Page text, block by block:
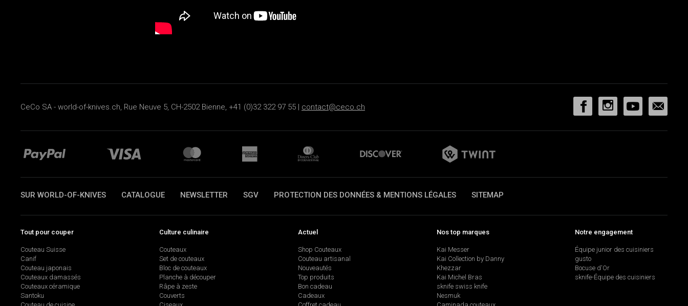
CeCo SA - world-of-knives.ch, Rue Neuve 5, CH-2502 Bienne, +41 (0)32 322 97 55 | contact@ceco.ch
SUR WORLD-OF-KNIVES CATALOGUE NEWSLETTER SGV PROTECTION DES DONNÉES & MENTIONS LÉGALES SITEMAP
Tout pour couper
Couteau Suisse
Canif
Couteau japonais
Couteaux damassés
Couteaux céramique
Santoku
Culture culinaire
Couteaux
Set de couteaux
Bloc de couteaux
Planche à découper
Râpe à zeste
Couverts
Actuel
Shop Couteaux
Couteau artisanal
Nouveautés
Top produits
Bon cadeau
Cadeaux
Nos top marques
Kai Messer
Kai Collection by Danny
Khezzar
Kai Michel Bras
sknife swiss knife
Nesmuk
Notre engagement
Équipe junior des cuisiniers
gusto
Bocuse d'Or
sknife-Équipe des cuisiniers